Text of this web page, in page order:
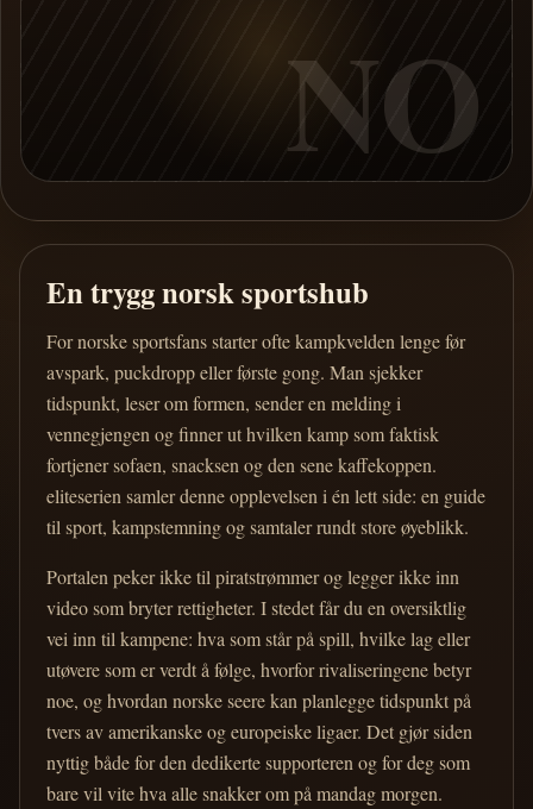
NO
En trygg norsk sportshub
For norske sportsfans starter ofte kampkvelden lenge før
avspark, puckdropp eller første gong. Man sjekker
tidspunkt, leser om formen, sender en melding i
vennegjengen og finner ut hvilken kamp som faktisk
fortjener sofaen, snacksen og den sene kaffekoppen.
eliteserien samler denne opplevelsen i én lett side: en guide
til sport, kampstemning og samtaler rundt store øyeblikk.
Portalen peker ikke til piratstrømmer og legger ikke inn
video som bryter rettigheter. I stedet får du en oversiktlig
vei inn til kampene: hva som står på spill, hvilke lag eller
utøvere som er verdt å følge, hvorfor rivaliseringene betyr
noe, og hvordan norske seere kan planlegge tidspunkt på
tvers av amerikanske og europeiske ligaer. Det gjør siden
nyttig både for den dedikerte supporteren og for deg som
bare vil vite hva alle snakker om på mandag morgen.